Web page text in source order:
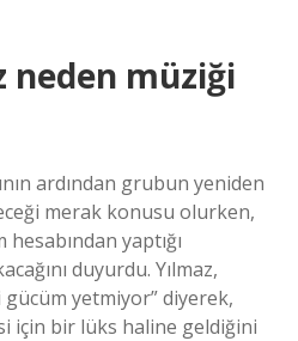
neden müziği
ardından grubun yeniden
merak konusu olurken,
yaptığı
duyurdu. Yılmaz,
yetmiyor” diyerek,
için bir lüks haline geldiğini